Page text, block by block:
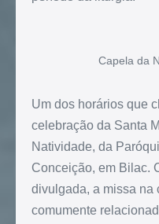
Capela da
Um dos horários que
celebração da Santa
Natividade, da
Conceição, em Bilac.
divulgada, a missa na
comumente